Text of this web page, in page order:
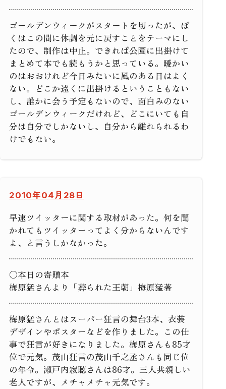
ゴールデンウィークがスタートを切ったが、ぼ
くはこの間に体調を元に戻すことをテーマにし
たので、制作は中止。できれば公園に出掛けて
まとめて本でも読もうかと思っている。暖かい
のはおおけれど今日みたいに風のある日はよく
ない。どこか遠くに出掛けるということもない
し、誰かに会う予定もないので、面白みのない
ゴールデンウィークだけれど、どこにいても自
分は自分でしかないし、自分から離れられるわ
けでもない。
2010年04月28日
早速ツイッターに関する取材があった。何を聞
かれてもツイッターってよく分からないんです
よ、と言うしかなかった。
○本日の寄贈本
梅原猛さんより「葬られた王朝」梅原猛著
梅原猛さんとはスーパー狂言の舞台3本、衣装
デザインやポスターなどを作りました。この仕
事で狂言が好きになりました。梅原さんも85才
位で元気。茂山狂言の茂山千之丞さんも同じ位
の年令。瀬戸内寂聴さんは86才。三人共親しい
老人ですが、メチャメチャ元気です。